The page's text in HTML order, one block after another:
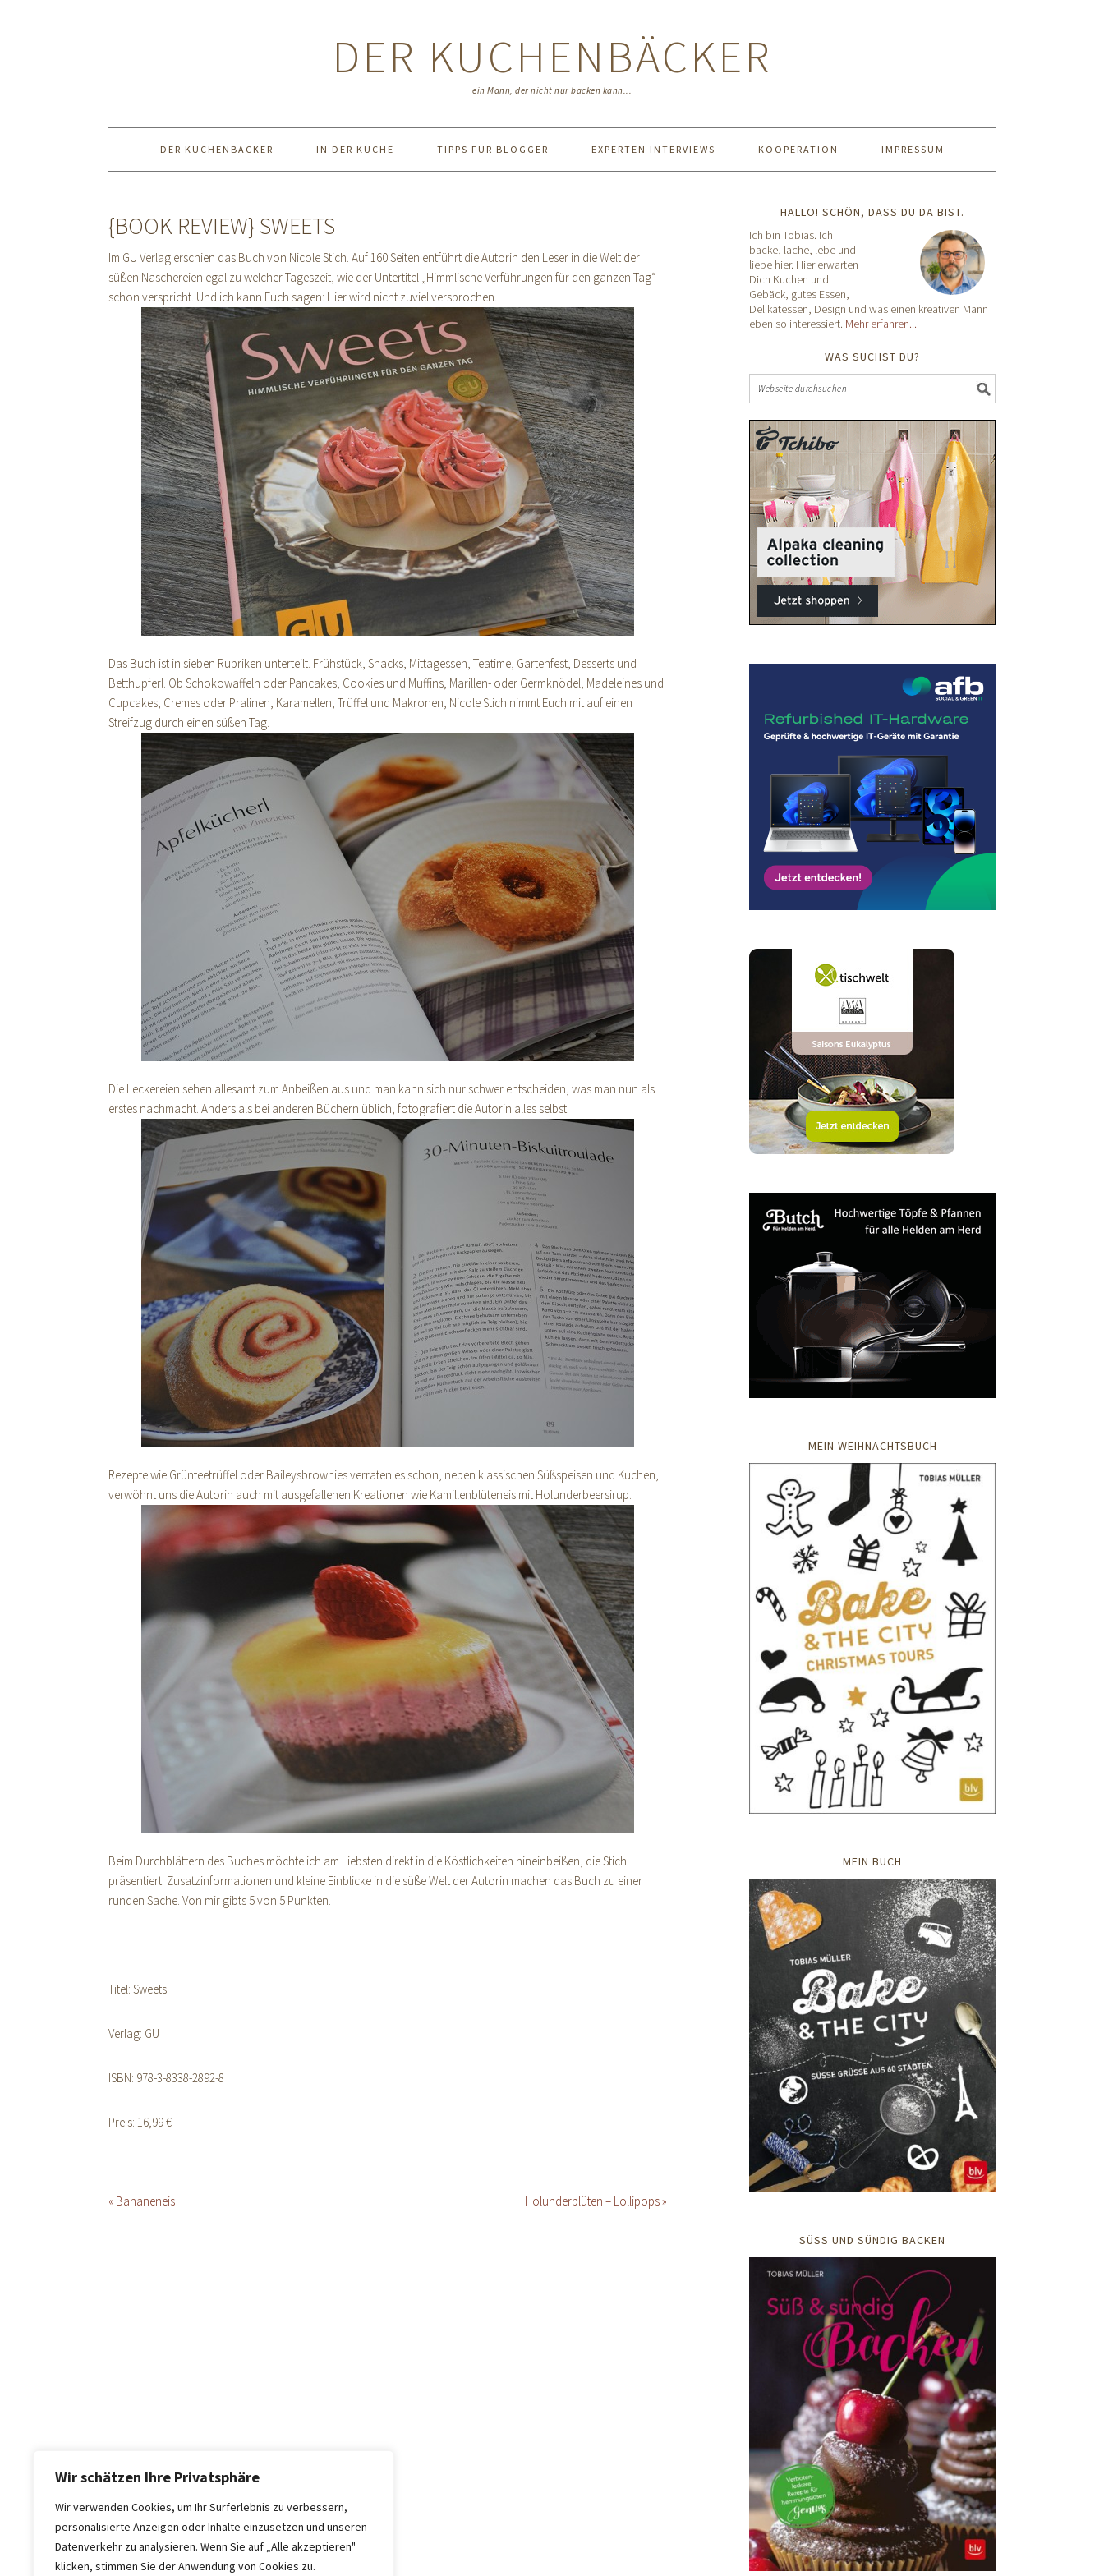
Wir schätzen Ihre Privatsphäre
Wir verwenden Cookies, um Ihr Surferlebnis zu verbessern,
personalisierte Anzeigen oder Inhalte einzusetzen und unseren
Datenverkehr zu analysieren. Wenn Sie auf „Alle akzeptieren"
klicken, stimmen Sie der Anwendung von Cookies zu.
DER KUCHENBÄCKER
ein Mann, der nicht nur backen kann...
DER KUCHENBÄCKER IN DER KÜCHE TIPPS FÜR BLOGGER EXPERTEN INTERVIEWS KOOPERATION IMPRESSUM
{BOOK REVIEW} SWEETS
Im GU Verlag erschien das Buch von Nicole Stich. Auf 160 Seiten entführt die Autorin den Leser in die Welt der
süßen Naschereien egal zu welcher Tageszeit, wie der Untertitel „Himmlische Verführungen für den ganzen Tag“
schon verspricht. Und ich kann Euch sagen: Hier wird nicht zuviel versprochen.
Das Buch ist in sieben Rubriken unterteilt. Frühstück, Snacks, Mittagessen, Teatime, Gartenfest, Desserts und
Betthupferl. Ob Schokowaffeln oder Pancakes, Cookies und Muffins, Marillen- oder Germknödel, Madeleines und
Cupcakes, Cremes oder Pralinen, Karamellen, Trüffel und Makronen, Nicole Stich nimmt Euch mit auf einen
Streifzug durch einen süßen Tag.
Die Leckereien sehen allesamt zum Anbeißen aus und man kann sich nur schwer entscheiden, was man nun als
erstes nachmacht. Anders als bei anderen Büchern üblich, fotografiert die Autorin alles selbst.
Rezepte wie Grünteetrüffel oder Baileysbrownies verraten es schon, neben klassischen Süßspeisen und Kuchen,
verwöhnt uns die Autorin auch mit ausgefallenen Kreationen wie Kamillenblüteneis mit Holunderbeersirup.
Beim Durchblättern des Buches möchte ich am Liebsten direkt in die Köstlichkeiten hineinbeißen, die Stich
präsentiert. Zusatzinformationen und kleine Einblicke in die süße Welt der Autorin machen das Buch zu einer
runden Sache. Von mir gibts 5 von 5 Punkten.
Titel: Sweets
Verlag: GU
ISBN: 978-3-8338-2892-8
Preis: 16,99 €
« Bananeneis Holunderblüten – Lollipops »
HALLO! SCHÖN, DASS DU DA BIST.
Ich bin Tobias. Ich
backe, lache, lebe und
liebe hier. Hier erwarten
Dich Kuchen und
Gebäck, gutes Essen,
Delikatessen, Design und was einen kreativen Mann
eben so interessiert. Mehr erfahren...
WAS SUCHST DU?
MEIN WEIHNACHTSBUCH
MEIN BUCH
SÜSS UND SÜNDIG BACKEN